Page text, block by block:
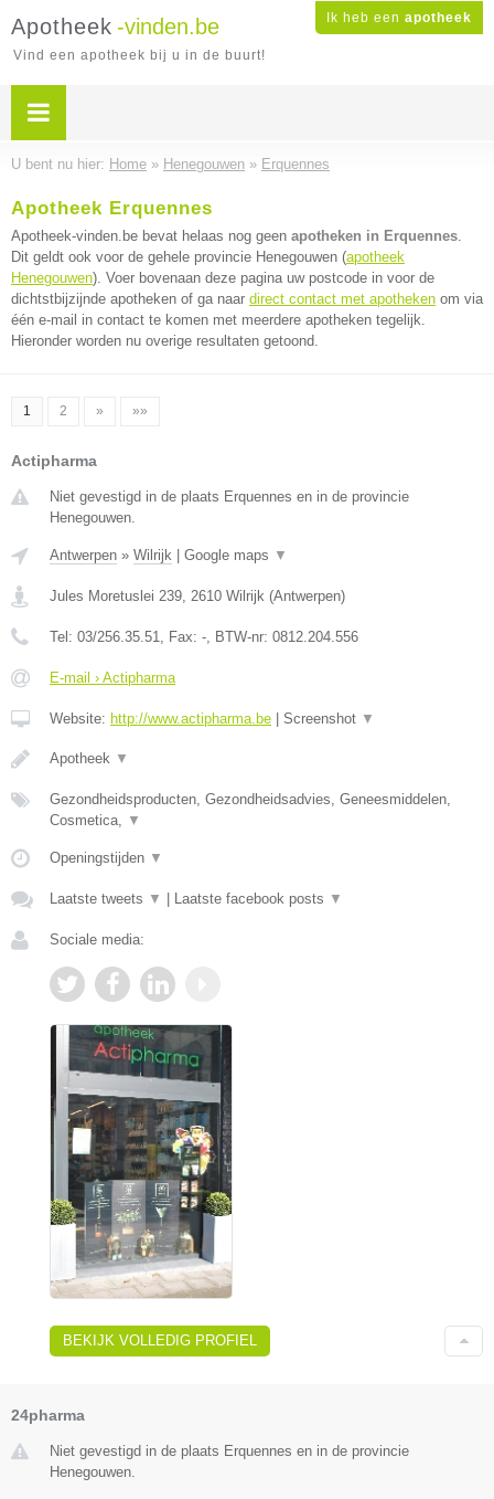
Ik heb een apotheek
Apotheek -vinden.be
Vind een apotheek bij u in de buurt!
U bent nu hier: Home » Henegouwen » Erquennes
Apotheek Erquennes
Apotheek-vinden.be bevat helaas nog geen apotheken in Erquennes.
Dit geldt ook voor de gehele provincie Henegouwen (apotheek
Henegouwen). Voer bovenaan deze pagina uw postcode in voor de
dichtstbijzijnde apotheken of ga naar direct contact met apotheken om via
één e-mail in contact te komen met meerdere apotheken tegelijk.
Hieronder worden nu overige resultaten getoond.
1 2 » »»
Actipharma
Niet gevestigd in de plaats Erquennes en in de provincie
Henegouwen.
Antwerpen » Wilrijk Google maps ▼
Jules Moretuslei 239, 2610 Wilrijk (Antwerpen)
Tel: 03/256.35.51, Fax: -, BTW-nr: 0812.204.556
E-mail › Actipharma
Website: http://www.actipharma.be Screenshot ▼
Apotheek ▼
Gezondheidsproducten, Gezondheidsadvies, Geneesmiddelen,
Cosmetica, ▼
Openingstijden ▼
Laatste tweets ▼ Laatste facebook posts ▼
Sociale media:
BEKIJK VOLLEDIG PROFIEL
24pharma
Niet gevestigd in de plaats Erquennes en in de provincie
Henegouwen.